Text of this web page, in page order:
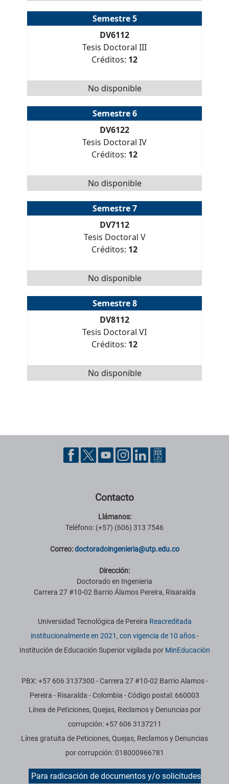
Semestre 5
DV6112
Tesis Doctoral III
Créditos: 12
No disponible
Semestre 6
DV6122
Tesis Doctoral IV
Créditos: 12
No disponible
Semestre 7
DV7112
Tesis Doctoral V
Créditos: 12
No disponible
Semestre 8
DV8112
Tesis Doctoral VI
Créditos: 12
No disponible
Pie de página con información de contacto, redes sociales y datos
Contacto
Llámanos:
Teléfono: (+57) (606) 313 7546
Correo:doctoradoingenieria@utp.edu.co
Dirección:
Doctorado en Ingenieria
Carrera 27 #10-02 Barrio Álamos Pereira, Risaralda
Información institucional
Universidad Tecnológica de Pereira Reacreditada
institucionalmente en 2021, con vigencia de 10 años-
Institución de Educación Superior vigilada por MinEducación
PBX: +57 606 3137300 - Carrera 27 #10-02 Barrio Alamos -
Pereira - Risaralda - Colombia - Código postal: 660003
Línea de Peticiones, Quejas, Reclamos y Denuncias por
corrupción: +57 606 3137211
Línea gratuita de Peticiones, Quejas, Reclamos y Denuncias
por corrupción: 018000966781
Para radicación de documentos y/o solicitudes